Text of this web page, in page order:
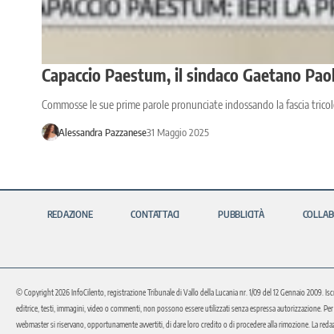
Capaccio Paestum, il sindaco Gaetano
Commosse le sue prime parole pronunciate indossando la fascia
Alessandra Pazzanese31 Maggio 2025
REDAZIONE CONTATTACI PUBBLICITÀ
© Copyright 2026 InfoCilento, registrazione Tribunale di Vallo della Lucania nr. 1/09 del 12 Gennaio 2009.
editrice, testi, immagini, video o commenti, non possono essere utilizzati senza espressa autorizzazione.
webmaster si riservano, opportunamente avvertiti, di dare loro credito o di procedere alla rimozione. La